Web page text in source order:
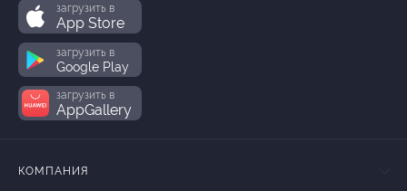
загрузить в
App Store
загрузить в
Google Play
загрузить в
AppGallery
КОМПАНИЯ